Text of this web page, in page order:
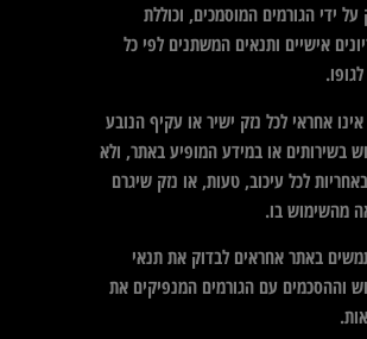
על ידי הגורמים המוסמכים, וכוללת
אישיים ותנאים המשתנים לפי כל
אחראי לכל נזק ישיר או עקיף הנובע
בשירותים או במידע המופיע באתר, ולא
לכל עיכוב, טעות, או נזק שיגרם
מהשימוש בו.
באתר אחראים לבדוק את תנאי
וההסכמים עם הגורמים המנפיקים את